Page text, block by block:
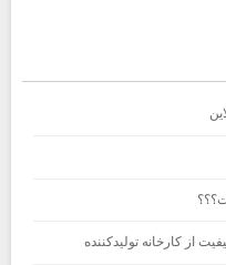
از کارخانه تولیدکننده